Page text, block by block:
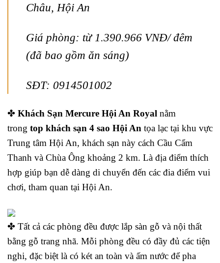
Châu, Hội An
Giá phòng: từ 1.390.966 VNĐ/ đêm
(đã bao gồm ăn sáng)
SĐT: 0914501002
✤ Khách Sạn Mercure Hội An Royal nằm
trong top khách sạn 4 sao Hội An tọa lạc tại khu vực
Trung tâm Hội An, khách sạn này cách Cầu Cẩm
Thanh và Chùa Ông khoảng 2 km. Là địa điểm thích
hợp giúp bạn dễ dàng di chuyển đến các đia điểm vui
chơi, tham quan tại Hội An.
✤ Tất cả các phòng đều được lắp sàn gỗ và nội thất
bằng gỗ trang nhã. Mỗi phòng đều có đầy đủ các tiện
nghi, đặc biệt là có két an toàn và ấm nước để pha